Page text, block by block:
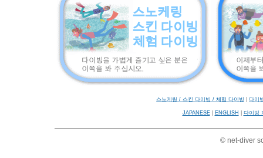
스노케링 / 스킨 다이빙 / 체험 다이빙 다이
JAPANESE| ENGLISH 다이빙
© net-diver